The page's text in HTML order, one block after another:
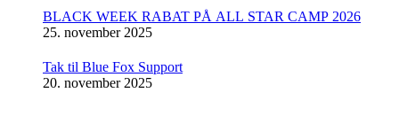
BLACK WEEK RABAT PÅ ALL STAR CAMP 2026
25. november 2025
Tak til Blue Fox Support
20. november 2025